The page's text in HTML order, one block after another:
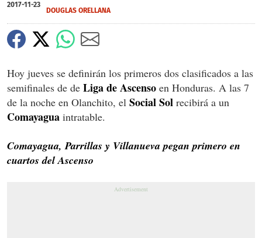
2017-11-23
DOUGLAS ORELLANA
Hoy jueves se definirán los primeros dos clasificados a las
semifinales de de Liga de Ascenso en Honduras. A las 7
de la noche en Olanchito, el Social Sol recibirá a un
Comayagua intratable.
Comayagua, Parrillas y Villanueva pegan primero en
cuartos del Ascenso